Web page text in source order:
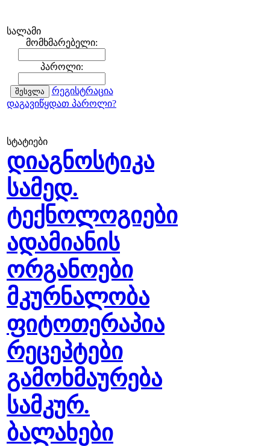
სალამი
მომხმარებელი:
პაროლი:
რეგისტრაცია
დაგავიწყდათ პაროლი?
სტატიები
დიაგნოსტიკა
სამედ.
ტექნოლოგიები
ადამიანის
ორგანოები
მკურნალობა
ფიტოთერაპია
რეცეპტები
გამოხმაურება
სამკურ.
ბალახები